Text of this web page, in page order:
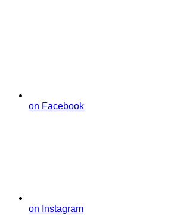
on Facebook
on Instagram